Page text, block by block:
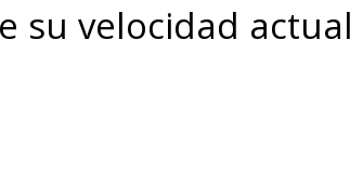
su velocidad